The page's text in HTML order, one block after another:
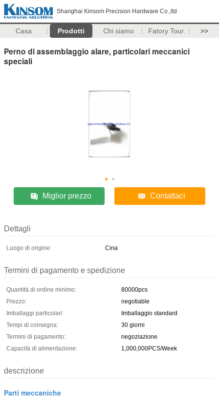
Shanghai Kinsom Precision Hardware Co.,ltd
Casa Prodotti Chi siamo Fatory Tour >>
Perno di assemblaggio alare, particolari meccanici
speciali
Miglior prezzo Contattaci
Dettagli
Luogo di origine: Cina
Termini di pagamento e spedizione
Quantità di ordine minimo:
80000pcs
Prezzo:
negotiable
Imballaggi particolari:
Imballaggio standard
Tempi di consegna:
30 giorni
Termini di pagamento:
negoziazione
Capacità di alimentazione:
1,000,000PCS/Week
descrizione
Parti meccaniche